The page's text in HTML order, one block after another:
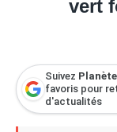
vert
Suivez
favoris pour
d'actualités